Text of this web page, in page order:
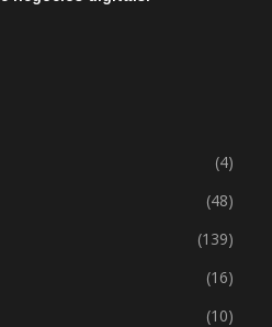
(4)
(48)
(139)
(16)
(10)